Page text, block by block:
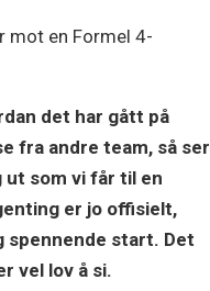
mot en Formel 4-
det har gått på
fra andre team, så ser
som vi får til en
er jo offisielt,
spennende start. Det
vel lov å si.